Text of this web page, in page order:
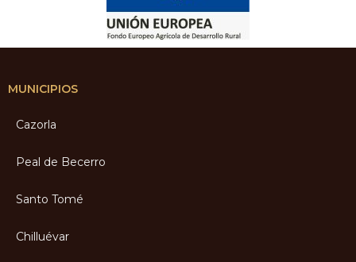
MUNICIPIOS
Cazorla
Peal de Becerro
Santo Tomé
Chilluévar